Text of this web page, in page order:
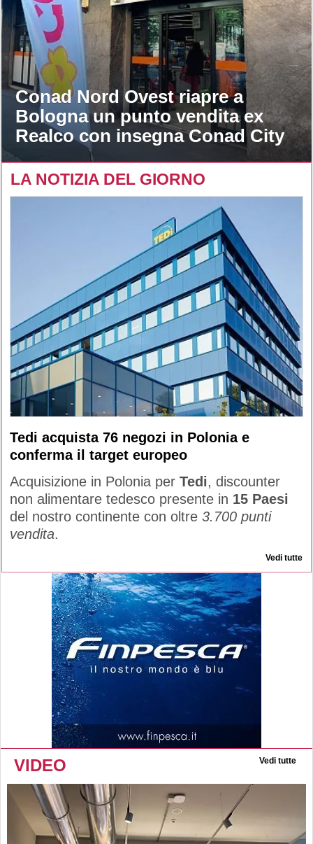
Conad Nord Ovest riapre a
Bologna un punto vendita ex
Realco con insegna Conad City
LA NOTIZIA DEL GIORNO
Tedi acquista 76 negozi in Polonia e
conferma il target europeo
Acquisizione in Polonia per Tedi, discounter
non alimentare tedesco presente in 15 Paesi
del nostro continente con oltre 3.700 punti
vendita.
Vedi tutte
VIDEO Vedi tutte